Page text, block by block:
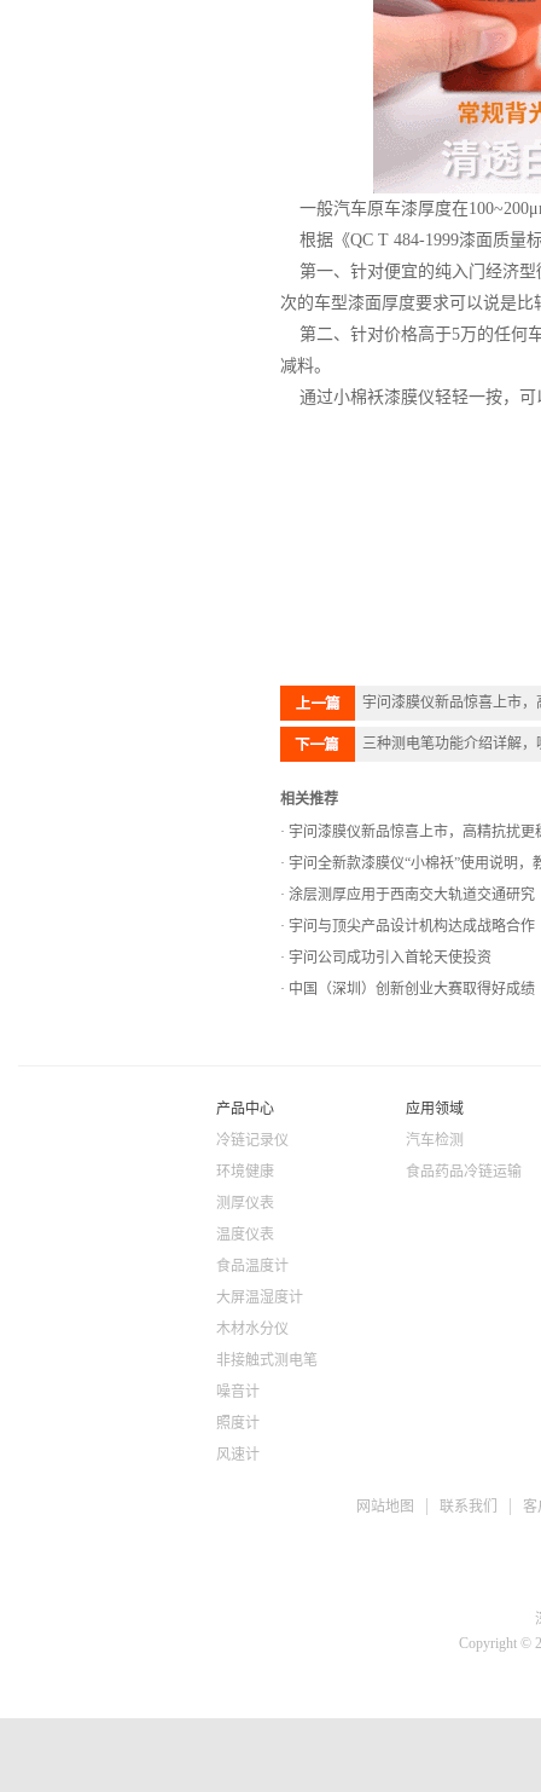
一般汽车原车漆厚度在
根据《QC T 484-1999漆面质量
第一、针对便宜的纯入门经济型
次的车型漆面厚度要求可以说是
第二、针对价格高于5万的任何
减料。
通过小棉袄漆膜仪轻轻一按，可
宇问漆膜仪新品惊喜上市
三种测电笔功能介绍详解
相关推荐
宇问漆膜仪新品惊喜上市，高精抗扰更
宇问全新款漆膜仪“小棉袄”使用说明，
涂层测厚应用于西南交大轨道交通研究
宇问与顶尖产品设计机构达成战略合作
宇问公司成功引入首轮天使投资
中国（深圳）创新创业大赛取得好成绩
产品中心
冷链记录仪
环境健康
测厚仪表
温度仪表
食品温度计
大屏温湿度计
木材水分仪
非接触式测电笔
噪音计
照度计
风速计
应用领域
汽车检测
食品药品冷链运输
网站地图 联系我们 客
Copyright ©